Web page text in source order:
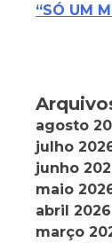
“SÓ UM
agosto
julho
junho
maio
abril 2026
março